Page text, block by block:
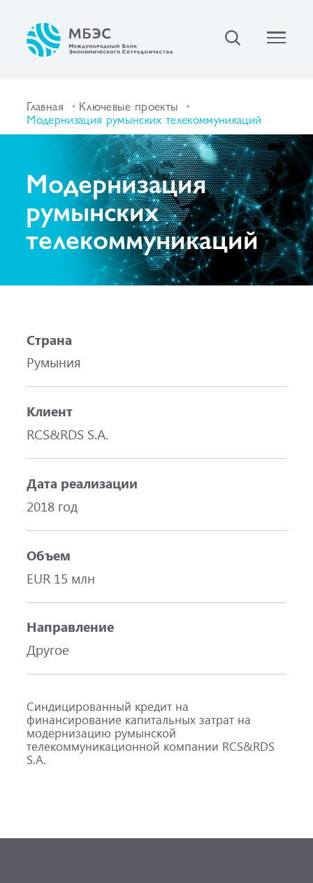
Главная Ключевые проекты
Модернизация румынских телекоммуникаций
Модернизация
румынских
телекоммуникаций
Страна
Румыния
Клиент
RCS&RDS S.A.
Дата реализации
2018 год
Объем
EUR 15 млн
Направление
Другое
Синдицированный кредит на
финансирование капитальных затрат на
модернизацию румынской
телекоммуникационной компании RCS&RDS
S.A.